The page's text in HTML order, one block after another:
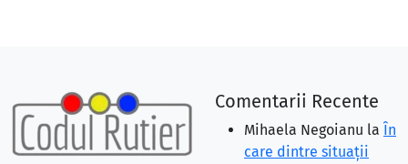
Comentarii Recente
Mihaela Negoianu la În
care dintre situaţii